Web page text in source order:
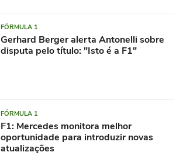
FÓRMULA 1
Gerhard Berger alerta Antonelli sobre
disputa pelo título: "Isto é a F1"
FÓRMULA 1
F1: Mercedes monitora melhor
oportunidade para introduzir novas
atualizações